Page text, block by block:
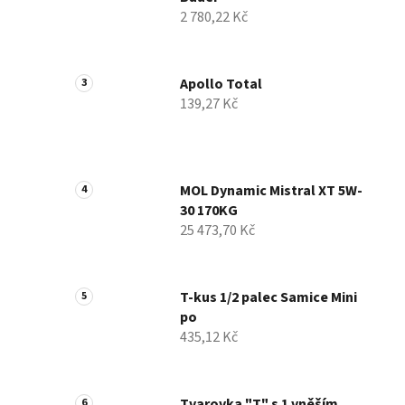
n
e
2 780,22 Kč
Apollo Total
139,27 Kč
MOL Dynamic Mistral XT 5W-
30 170KG
25 473,70 Kč
T-kus 1/2 palec Samice Mini
po
435,12 Kč